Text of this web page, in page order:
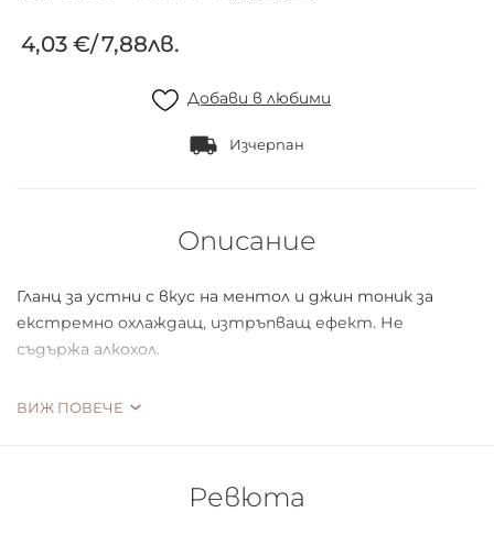
4,03 €/7,88лв.
Добави в любими
Изчерпан
Описание
Гланц за устни с вкус на ментол и джин тоник за
екстремно охлаждащ, изтръпващ ефект. Не
съдържа алкохол.
Гланц за устни с ефект на екстремен обем и
ВИЖ ПОВЕЧЕ
Ревюта